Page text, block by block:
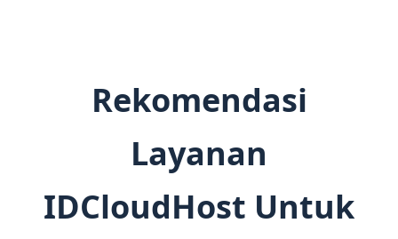
Rekomendasi
Layanan
IDCloudHost Untuk